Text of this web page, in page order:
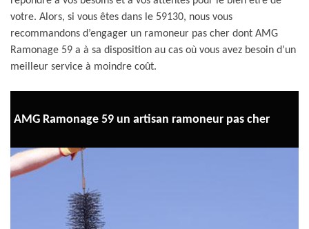
votre. Alors, si vous êtes dans le 59130, nous vous
recommandons d’engager un ramoneur pas cher dont AMG
Ramonage 59 a à sa disposition au cas où vous avez besoin d’un
meilleur service à moindre coût.
AMG Ramonage 59 un artisan ramoneur pas cher